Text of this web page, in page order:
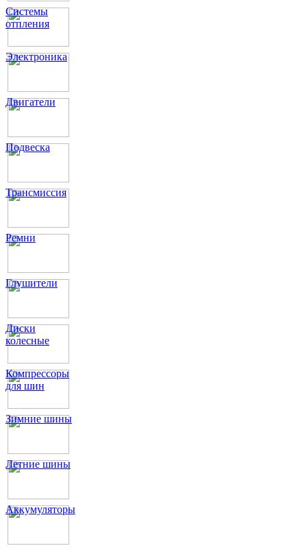
Системы
отпления
Электроника
Двигатели
Подвеска
Трансмиссия
Ремни
Глушители
Диски
колесные
Компрессоры
для шин
Зимние шины
Летние шины
Аккумуляторы